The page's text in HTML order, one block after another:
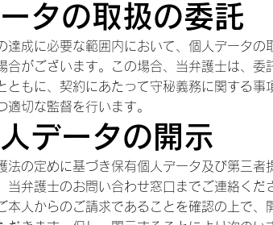
タの取扱の委託
達成に必要な範囲内において、個人データの
合がございます。この場合、当弁護士は、委
ともに、契約にあたって守秘義務に関する事
適切な監督を行います。
データの開示
法の定めに基づき保有個人データ及び第三者
当弁護士のお問い合わせ窓口までご連絡くだ
本人からのご請求であることを確認の上で、